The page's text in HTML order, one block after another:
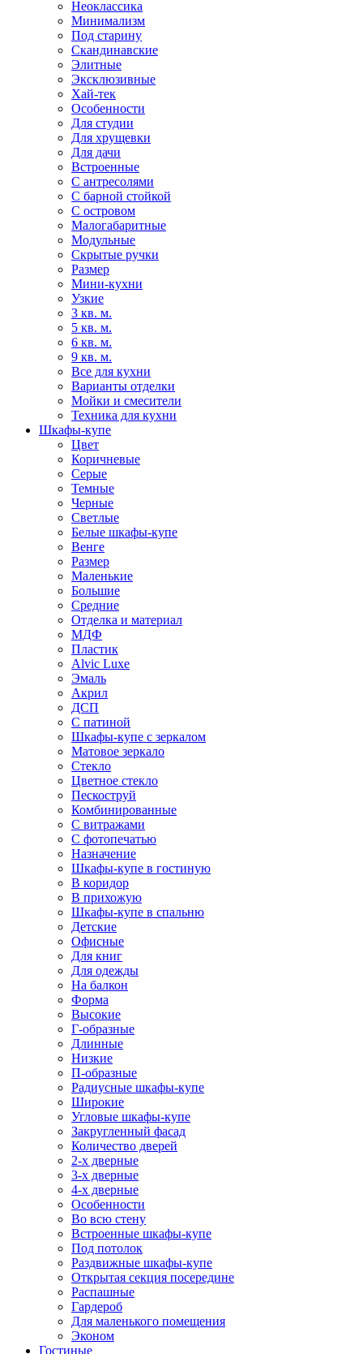
Неоклассика
Минимализм
Под старину
Скандинавские
Элитные
Эксклюзивные
Хай-тек
Особенности
Для студии
Для хрущевки
Для дачи
Встроенные
С антресолями
С барной стойкой
С островом
Малогабаритные
Модульные
Скрытые ручки
Размер
Мини-кухни
Узкие
3 кв. м.
5 кв. м.
6 кв. м.
9 кв. м.
Все для кухни
Варианты отделки
Мойки и смесители
Техника для кухни
Шкафы-купе
Цвет
Коричневые
Серые
Темные
Черные
Светлые
Белые шкафы-купе
Венге
Размер
Маленькие
Большие
Средние
Отделка и материал
МДФ
Пластик
Alvic Luxe
Эмаль
Акрил
ДСП
С патиной
Шкафы-купе с зеркалом
Матовое зеркало
Стекло
Цветное стекло
Пескоструй
Комбинированные
С витражами
С фотопечатью
Назначение
Шкафы-купе в гостиную
В коридор
В прихожую
Шкафы-купе в спальню
Детские
Офисные
Для книг
Для одежды
На балкон
Форма
Высокие
Г-образные
Длинные
Низкие
П-образные
Радиусные шкафы-купе
Широкие
Угловые шкафы-купе
Закругленный фасад
Количество дверей
2-х дверные
3-х дверные
4-х дверные
Особенности
Во всю стену
Встроенные шкафы-купе
Под потолок
Раздвижные шкафы-купе
Открытая секция посередине
Распашные
Гардероб
Для маленького помещения
Эконом
Гостиные